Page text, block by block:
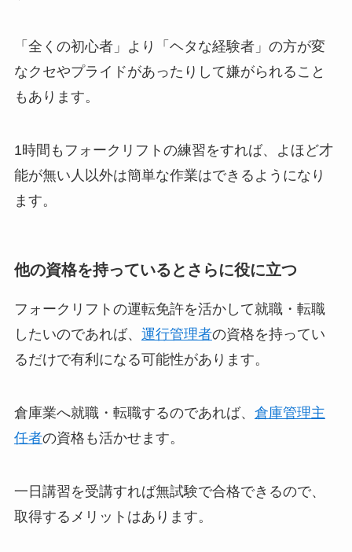
「全くの初心者」より「ヘタな経験者」の方が変
なクセやプライドがあったりして嫌がられること
もあります。
1時間もフォークリフトの練習をすれば、よほど才
能が無い人以外は簡単な作業はできるようになり
ます。
他の資格を持っているとさらに役に立つ
フォークリフトの運転免許を活かして就職・転職
したいのであれば、 運行管理者の資格を持ってい
るだけで有利になる可能性があります。
倉庫業へ就職・転職するのであれば、 倉庫管理主
任者の資格も活かせます。
一日講習を受講すれば無試験で合格できるので、
取得するメリットはあります。